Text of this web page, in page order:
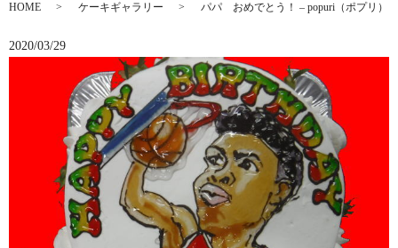
HOME ケーキギャラリー パパ おめでとう！ – popuri（ポプリ）
2020/03/29